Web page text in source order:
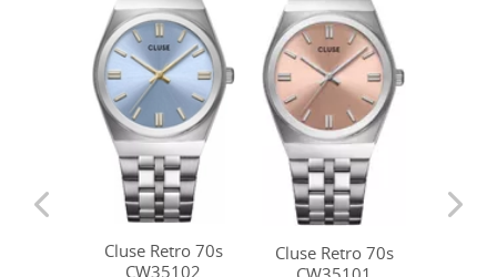
Cluse Retro 70s
CW35102
Cluse Retro 70s